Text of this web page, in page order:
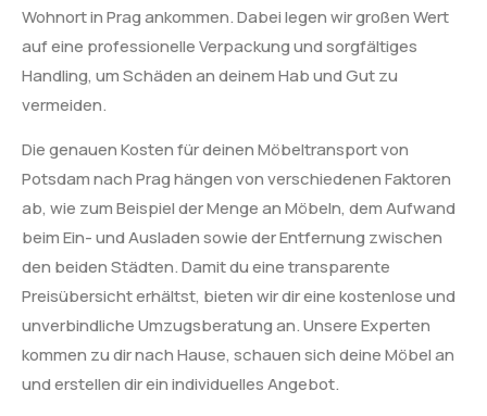
Wohnort in Prag ankommen. Dabei legen wir großen Wert
auf eine professionelle Verpackung und sorgfältiges
Handling, um Schäden an deinem Hab und Gut zu
vermeiden.
Die genauen Kosten für deinen Möbeltransport von
Potsdam nach Prag hängen von verschiedenen Faktoren
ab, wie zum Beispiel der Menge an Möbeln, dem Aufwand
beim Ein- und Ausladen sowie der Entfernung zwischen
den beiden Städten. Damit du eine transparente
Preisübersicht erhältst, bieten wir dir eine kostenlose und
unverbindliche Umzugsberatung an. Unsere Experten
kommen zu dir nach Hause, schauen sich deine Möbel an
und erstellen dir ein individuelles Angebot.